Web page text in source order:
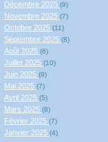
Décembre 2025 (9)
Novembre 2025 (7)
Octobre 2025 (11)
Septembre 2025 (8)
Août 2025 (6)
Juillet 2025 (10)
Juin 2025 (9)
Mai 2025 (7)
Avril 2025 (5)
Mars 2025 (8)
Février 2025 (7)
Janvier 2025 (4)